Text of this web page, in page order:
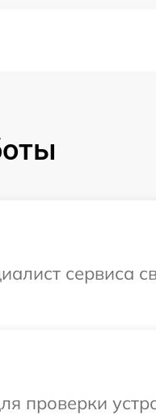
сервиса
проверки